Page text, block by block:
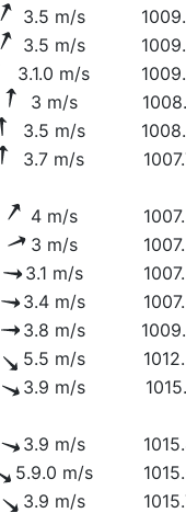
3.5 m/s
3.5 m/s
3.1.0 m/s
3 m/s
3.5 m/s
3.7 m/s
4 m/s
3 m/s
3.1 m/s
3.4 m/s
3.8 m/s
5.5 m/s
3.9 m/s
3.9 m/s
5.9.0 m/s
3.9 m/s